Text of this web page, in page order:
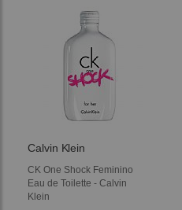
Calvin Klein
CK One Shock Feminino
Eau de Toilette - Calvin
Klein